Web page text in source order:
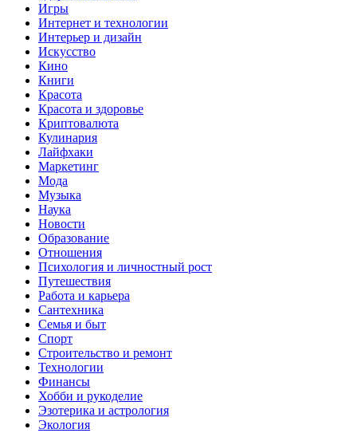
Игры
Интернет и технологии
Интерьер и дизайн
Искусство
Кино
Книги
Красота
Красота и здоровье
Криптовалюта
Кулинария
Лайфхаки
Маркетинг
Мода
Музыка
Наука
Новости
Образование
Отношения
Психология и личностный рост
Путешествия
Работа и карьера
Сантехника
Семья и быт
Спорт
Строительство и ремонт
Технологии
Финансы
Хобби и рукоделие
Эзотерика и астрология
Экология